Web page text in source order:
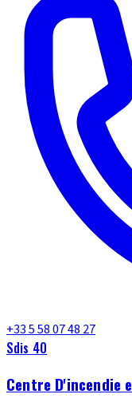
+33 5 58 07 48 27
Sdis 40
Centre D'incendie